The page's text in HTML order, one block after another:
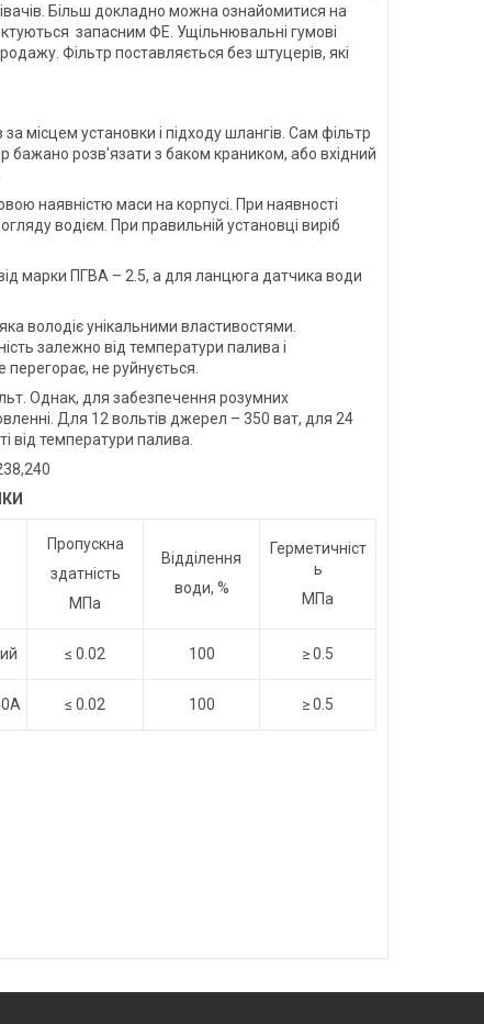
Більш докладно можна ознайомитися на
запасним ФЕ. Ущільнювальні гумові
Фільтр поставляється без штуцерів, які
місцем установки і підходу шлангів. Сам фільтр
бажано розв'язати з баком краником, або вхідний
наявністю маси на корпусі. При наявності
водієм. При правильній установці виріб
марки ПГВА – 2.5, а для ланцюга датчика води
володіє унікальними властивостями.
залежно від температури палива і
не руйнується.
Однак, для забезпечення розумних
Для 12 вольтів джерел – 350 ват, для 24
від температури палива.
Пропускна
здатність
МПа
Відділення
води, %
Герметичніст
ь
МПа
≤ 0.02 100 ≥ 0.5
≤ 0.02 100 ≥ 0.5